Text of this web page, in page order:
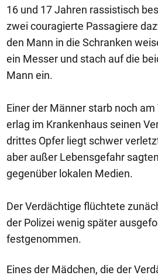
16 und 17 Jahren rassistisch
zwei couragierte Passagiere
den Mann in die Schranken
ein Messer und stach auf die
Mann ein.
Einer der Männer starb noch
erlag im Krankenhaus seinen
drittes Opfer liegt schwer
aber außer Lebensgefahr
gegenüber lokalen Medien.
Der Verdächtige flüchtete
der Polizei wenig später
festgenommen.
Eines der Mädchen, die der